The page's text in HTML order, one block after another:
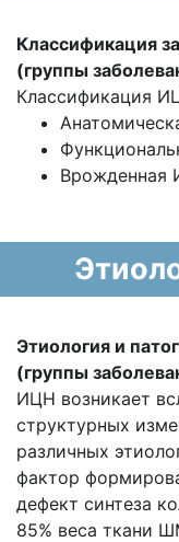
Классификация
(группы
Классификация
Врожденная
Этиология и
(группы
ИЦН возникает
структурных
различных
фактор
дефект синтеза
85% веса ткани